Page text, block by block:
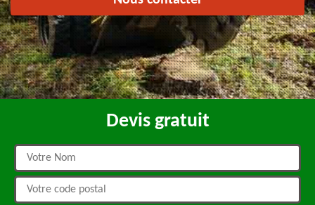
Devis gratuit